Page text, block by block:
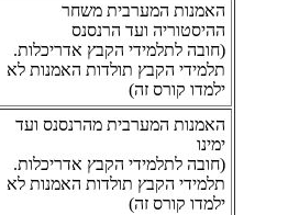
האמנות המערבית משחר
ההיסטוריה ועד הרנסנס
(חובה לתלמידי הקבץ אדריכלות.
תלמידי הקבץ תולדות האמנות לא
ילמדו קורס זה)
האמנות המערבית מהרנסנס ועד
ימינו
(חובה לתלמידי הקבץ אדריכלות.
תלמידי הקבץ תולדות האמנות לא
ילמדו קורס זה)